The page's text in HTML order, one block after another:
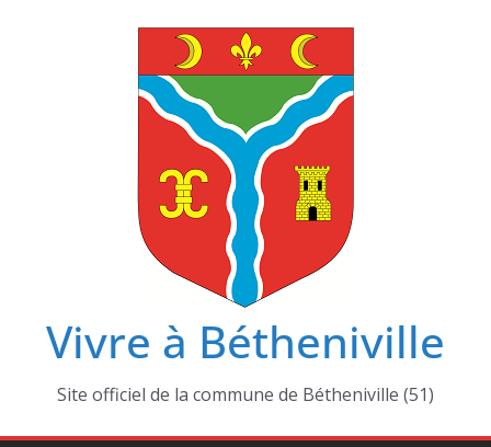
Vivre à Bétheniville
Site officiel de la commune de Bétheniville (51)